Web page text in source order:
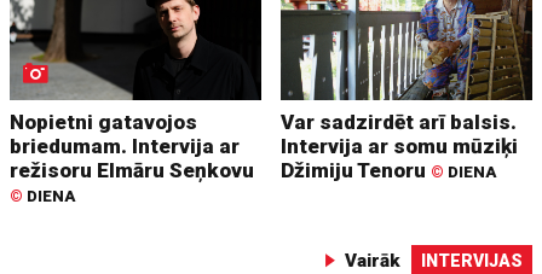
Nopietni gatavojos
briedumam. Intervija ar
režisoru Elmāru Seņkovu
© DIENA
Var sadzirdēt arī balsis.
Intervija ar somu mūziķi
Džimiju Tenoru © DIENA
Vairāk INTERVIJAS